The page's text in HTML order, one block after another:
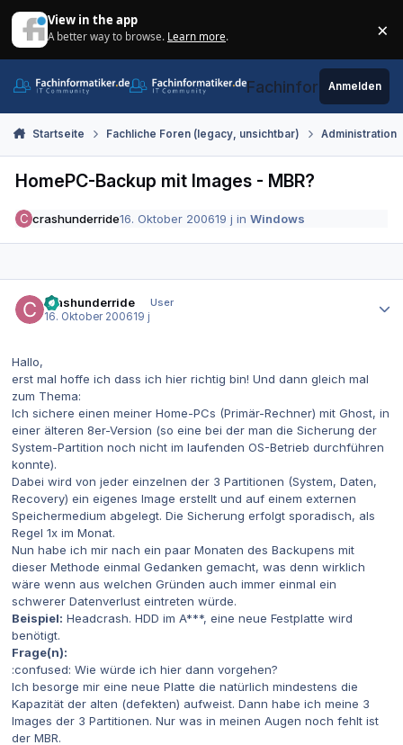
View in the app
A better way to browse. Learn more. ×
Fachinformatiker.de
Anmelden
Startseite Fachliche Foren (legacy, unsichtbar) Administration
HomePC-Backup mit Images - MBR?
crashunderride16. Oktober 200619 j inWindows
crashunderride
User
16. Oktober 200619 j
Hallo,
erst mal hoffe ich dass ich hier richtig bin! Und dann gleich mal
zum Thema:
Ich sichere einen meiner Home-PCs (Primär-Rechner) mit Ghost, in
einer älteren 8er-Version (so eine bei der man die Sicherung der
System-Partition noch nicht im laufenden OS-Betrieb durchführen
konnte).
Dabei wird von jeder einzelnen der 3 Partitionen (System, Daten,
Recovery) ein eigenes Image erstellt und auf einem externen
Speichermedium abgelegt. Die Sicherung erfolgt sporadisch, als
Regel 1x im Monat.
Nun habe ich mir nach ein paar Monaten des Backupens mit
dieser Methode einmal Gedanken gemacht, was denn wirklich
wäre wenn aus welchen Gründen auch immer einmal ein
schwerer Datenverlust eintreten würde.
Beispiel: Headcrash. HDD im A***, eine neue Festplatte wird
benötigt.
Frage(n):
:confused: Wie würde ich hier dann vorgehen?
Ich besorge mir eine neue Platte die natürlich mindestens die
Kapazität der alten (defekten) aufweist. Dann habe ich meine 3
Images der 3 Partitionen. Nur was in meinen Augen noch fehlt ist
der MBR.